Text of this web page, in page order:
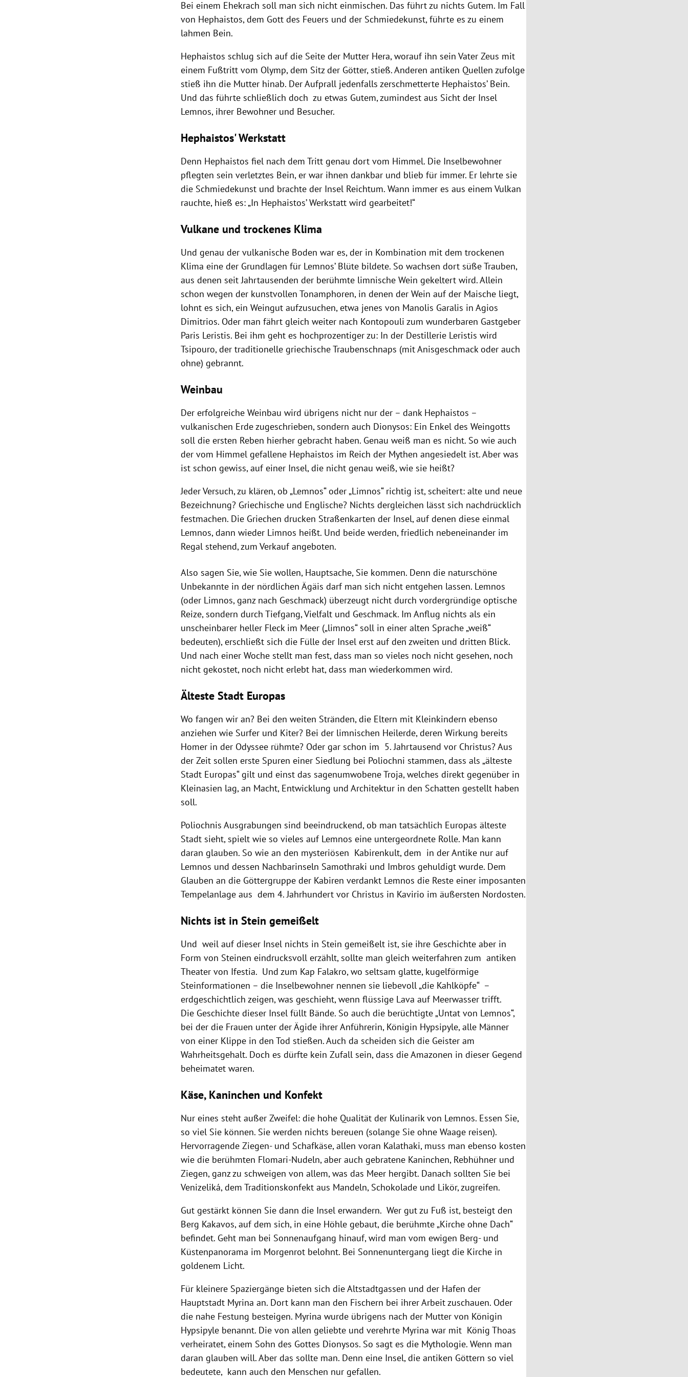
Bei einem Ehekrach soll man sich nicht einmischen. Das führt zu nichts Gutem. Im Fall
von Hephaistos, dem Gott des Feuers und der Schmiedekunst, führte es zu einem
lahmen Bein.
Hephaistos schlug sich auf die Seite der Mutter Hera, worauf ihn sein Vater Zeus mit
einem Fußtritt vom Olymp, dem Sitz der Götter, stieß. Anderen antiken Quellen zufolge
stieß ihn die Mutter hinab. Der Aufprall jedenfalls zerschmetterte Hephaistos’ Bein.
Und das führte schließlich doch zu etwas Gutem, zumindest aus Sicht der Insel
Lemnos, ihrer Bewohner und Besucher.
Hephaistos' Werkstatt
Denn Hephaistos fiel nach dem Tritt genau dort vom Himmel. Die Inselbewohner
pflegten sein verletztes Bein, er war ihnen dankbar und blieb für immer. Er lehrte sie
die Schmiedekunst und brachte der Insel Reichtum. Wann immer es aus einem Vulkan
rauchte, hieß es: „In Hephaistos’ Werkstatt wird gearbeitet!“
Vulkane und trockenes Klima
Und genau der vulkanische Boden war es, der in Kombination mit dem trockenen
Klima eine der Grundlagen für Lemnos’ Blüte bildete. So wachsen dort süße Trauben,
aus denen seit Jahrtausenden der berühmte limnische Wein gekeltert wird. Allein
schon wegen der kunstvollen Tonamphoren, in denen der Wein auf der Maische liegt,
lohnt es sich, ein Weingut aufzusuchen, etwa jenes von Manolis Garalis in Agios
Dimitrios. Oder man fährt gleich weiter nach Kontopouli zum wunderbaren Gastgeber
Paris Leristis. Bei ihm geht es hochprozentiger zu: In der Destillerie Leristis wird
Tsipouro, der traditionelle griechische Traubenschnaps (mit Anisgeschmack oder auch
ohne) gebrannt.
Weinbau
Der erfolgreiche Weinbau wird übrigens nicht nur der – dank Hephaistos –
vulkanischen Erde zugeschrieben, sondern auch Dionysos: Ein Enkel des Weingotts
soll die ersten Reben hierher gebracht haben. Genau weiß man es nicht. So wie auch
der vom Himmel gefallene Hephaistos im Reich der Mythen angesiedelt ist. Aber was
ist schon gewiss, auf einer Insel, die nicht genau weiß, wie sie heißt?
Jeder Versuch, zu klären, ob „Lemnos“ oder „Limnos“ richtig ist, scheitert: alte und neue
Bezeichnung? Griechische und Englische? Nichts dergleichen lässt sich nachdrücklich
festmachen. Die Griechen drucken Straßenkarten der Insel, auf denen diese einmal
Lemnos, dann wieder Limnos heißt. Und beide werden, friedlich nebeneinander im
Regal stehend, zum Verkauf angeboten.
Also sagen Sie, wie Sie wollen, Hauptsache, Sie kommen. Denn die naturschöne
Unbekannte in der nördlichen Ägäis darf man sich nicht entgehen lassen. Lemnos
(oder Limnos, ganz nach Geschmack) überzeugt nicht durch vordergründige optische
Reize, sondern durch Tiefgang, Vielfalt und Geschmack. Im Anflug nichts als ein
unscheinbarer heller Fleck im Meer („limnos“ soll in einer alten Sprache „weiß“
bedeuten), erschließt sich die Fülle der Insel erst auf den zweiten und dritten Blick.
Und nach einer Woche stellt man fest, dass man so vieles noch nicht gesehen, noch
nicht gekostet, noch nicht erlebt hat, dass man wiederkommen wird.
Älteste Stadt Europas
Wo fangen wir an? Bei den weiten Stränden, die Eltern mit Kleinkindern ebenso
anziehen wie Surfer und Kiter? Bei der limnischen Heilerde, deren Wirkung bereits
Homer in der Odyssee rühmte? Oder gar schon im 5. Jahrtausend vor Christus? Aus
der Zeit sollen erste Spuren einer Siedlung bei Poliochni stammen, dass als „älteste
Stadt Europas“ gilt und einst das sagenumwobene Troja, welches direkt gegenüber in
Kleinasien lag, an Macht, Entwicklung und Architektur in den Schatten gestellt haben
soll.
Poliochnis Ausgrabungen sind beeindruckend, ob man tatsächlich Europas älteste
Stadt sieht, spielt wie so vieles auf Lemnos eine untergeordnete Rolle. Man kann
daran glauben. So wie an den mysteriösen Kabirenkult, dem in der Antike nur auf
Lemnos und dessen Nachbarinseln Samothraki und Imbros gehuldigt wurde. Dem
Glauben an die Göttergruppe der Kabiren verdankt Lemnos die Reste einer imposanten
Tempelanlage aus dem 4. Jahrhundert vor Christus in Kavirio im äußersten Nordosten.
Nichts ist in Stein gemeißelt
Und weil auf dieser Insel nichts in Stein gemeißelt ist, sie ihre Geschichte aber in
Form von Steinen eindrucksvoll erzählt, sollte man gleich weiterfahren zum antiken
Theater von Ifestia. Und zum Kap Falakro, wo seltsam glatte, kugelförmige
Steinformationen – die Inselbewohner nennen sie liebevoll „die Kahlköpfe“ –
erdgeschichtlich zeigen, was geschieht, wenn flüssige Lava auf Meerwasser trifft.
Die Geschichte dieser Insel füllt Bände. So auch die berüchtigte „Untat von Lemnos“,
bei der die Frauen unter der Ägide ihrer Anführerin, Königin Hypsipyle, alle Männer
von einer Klippe in den Tod stießen. Auch da scheiden sich die Geister am
Wahrheitsgehalt. Doch es dürfte kein Zufall sein, dass die Amazonen in dieser Gegend
beheimatet waren.
Käse, Kaninchen und Konfekt
Nur eines steht außer Zweifel: die hohe Qualität der Kulinarik von Lemnos. Essen Sie,
so viel Sie können. Sie werden nichts bereuen (solange Sie ohne Waage reisen).
Hervorragende Ziegen- und Schafkäse, allen voran Kalathaki, muss man ebenso kosten
wie die berühmten Flomari-Nudeln, aber auch gebratene Kaninchen, Rebhühner und
Ziegen, ganz zu schweigen von allem, was das Meer hergibt. Danach sollten Sie bei
Venizeliká, dem Traditionskonfekt aus Mandeln, Schokolade und Likör, zugreifen.
Gut gestärkt können Sie dann die Insel erwandern. Wer gut zu Fuß ist, besteigt den
Berg Kakavos, auf dem sich, in eine Höhle gebaut, die berühmte „Kirche ohne Dach“
befindet. Geht man bei Sonnenaufgang hinauf, wird man vom ewigen Berg- und
Küstenpanorama im Morgenrot belohnt. Bei Sonnenuntergang liegt die Kirche in
goldenem Licht.
Für kleinere Spaziergänge bieten sich die Altstadtgassen und der Hafen der
Hauptstadt Myrina an. Dort kann man den Fischern bei ihrer Arbeit zuschauen. Oder
die nahe Festung besteigen. Myrina wurde übrigens nach der Mutter von Königin
Hypsipyle benannt. Die von allen geliebte und verehrte Myrina war mit König Thoas
verheiratet, einem Sohn des Gottes Dionysos. So sagt es die Mythologie. Wenn man
daran glauben will. Aber das sollte man. Denn eine Insel, die antiken Göttern so viel
bedeutete, kann auch den Menschen nur gefallen.